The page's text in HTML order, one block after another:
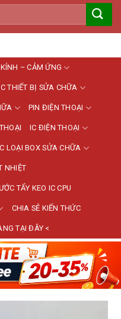
– CẢM ỨNG
THIẾT BỊ SỬA CHỮA
PIN ĐIỆN THOẠI
IC ĐIỆN THOẠI
LOẠI BOX SỬA CHỮA
NHIỆT
TẨY KEO IC CPU
CHIA SẺ KIẾN THỨC
TẠI ĐÂY <